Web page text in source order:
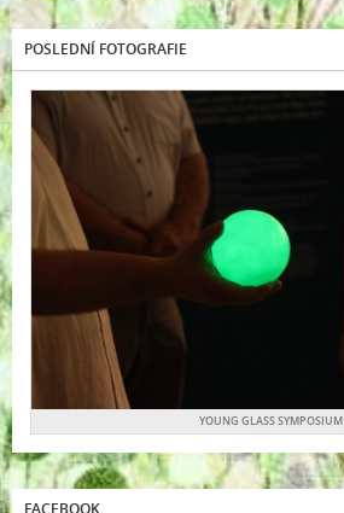
POSLEDNÍ FOTOGRAFIE
YOUNG GLASS SYMPOSIUM